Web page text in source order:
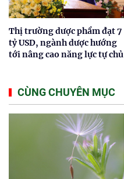
Thị trường dược phẩm đạt 7
tỷ USD, ngành dược hướng
tới nâng cao năng lực tự chủ
CÙNG CHUYÊN MỤC